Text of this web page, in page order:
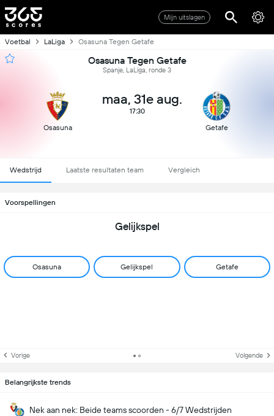
Mijn uitslagen
Voetbal LaLiga Osasuna Tegen Getafe
Osasuna Tegen Getafe
Spanje, LaLiga, ronde 3
Osasuna
maa, 31e aug.
17:30
Getafe
Wedstrijd Laatste resultaten team Vergleich
Voorspellingen
Gelijkspel
Osasuna Gelijkspel Getafe
Vorige Volgende
Belangrijkste trends
Nek aan nek: Beide teams scoorden - 6/7 Wedstrijden